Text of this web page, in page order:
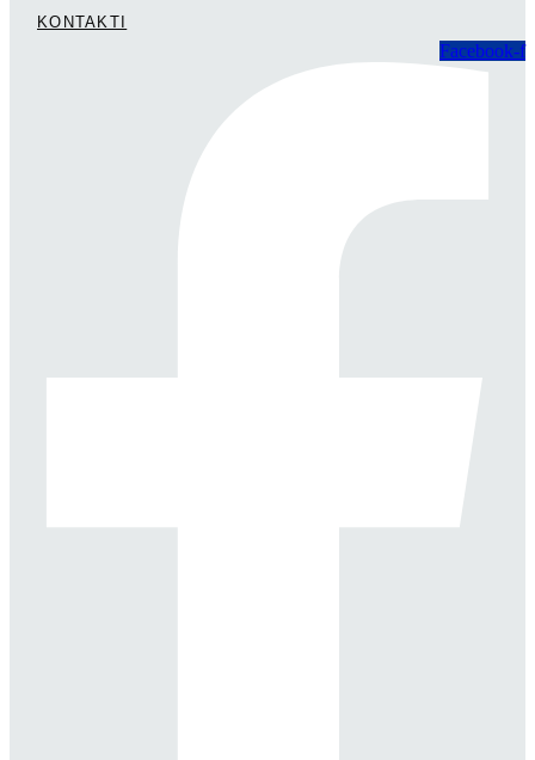
KONTAKTI
Facebook-f